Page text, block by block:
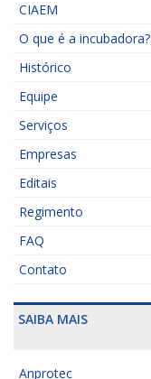
CIAEM
O que é a incubadora?
Histórico
Equipe
Serviços
Empresas
Editais
Regimento
FAQ
Contato
SAIBA MAIS
Anprotec